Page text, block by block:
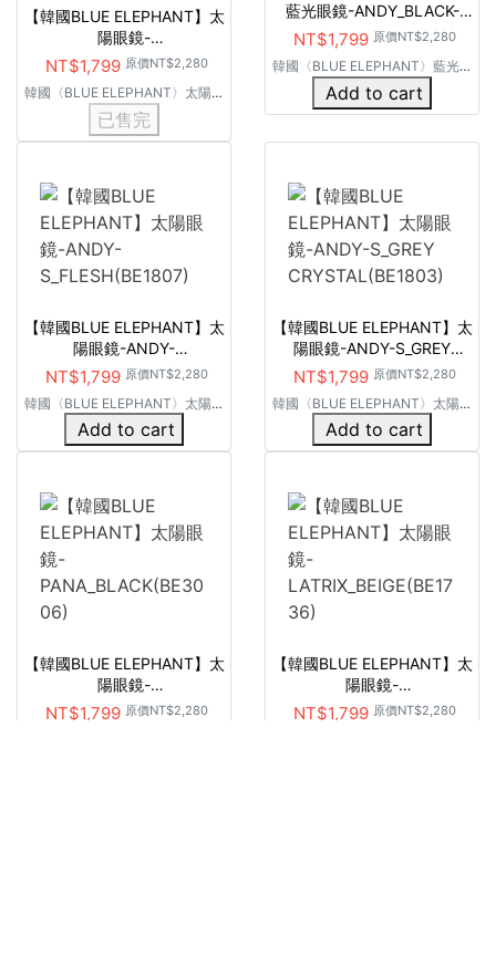
【韓國BLUE ELEPHANT】太
陽眼鏡-
VAINT_BLACK(BE179)
NT$1,799 原價NT$2,280
韓國〈BLUE ELEPHANT〉太陽眼
鏡
已售完
藍光眼鏡-ANDY_BLACK-
CRYSTAL(BE0923)
NT$1,799 原價NT$2,280
韓國〈BLUE ELEPHANT〉藍光眼
鏡
Add to cart
【韓國BLUE ELEPHANT】太
陽眼鏡-ANDY-
S_FLESH(BE1807)
NT$1,799 原價NT$2,280
韓國〈BLUE ELEPHANT〉太陽眼
鏡
Add to cart
【韓國BLUE ELEPHANT】太
陽眼鏡-ANDY-S_GREY
CRYSTAL(BE1803)
NT$1,799 原價NT$2,280
韓國〈BLUE ELEPHANT〉太陽眼
鏡
Add to cart
【韓國BLUE ELEPHANT】太
陽眼鏡-
PANA_BLACK(BE3006)
NT$1,799 原價NT$2,280
【韓國BLUE ELEPHANT】太
陽眼鏡-
LATRIX_BEIGE(BE1736)
NT$1,799 原價NT$2,280